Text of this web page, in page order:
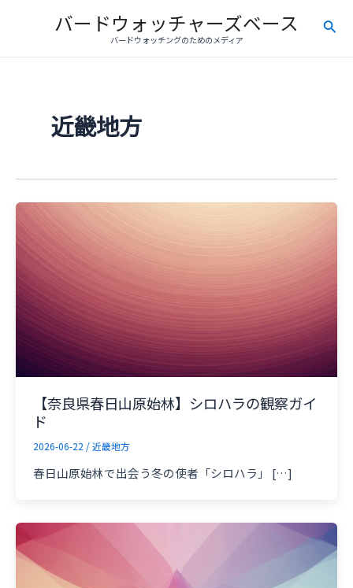
バードウォッチャーズベース
バードウォッチングのためのメディア
検
近畿地方
【奈良県春日山原始林】シロハラの観察ガイ
ド
2026-06-22 /近畿地方
春日山原始林で出会う冬の使者「シロハラ」 […]